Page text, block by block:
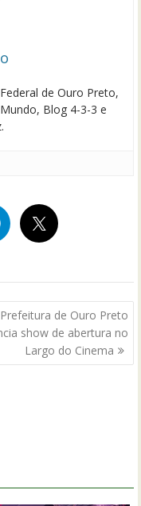
de Ouro Preto,
Blog 4-3-3 e
Prefeitura de Ouro Preto
show de abertura no
Largo do Cinema